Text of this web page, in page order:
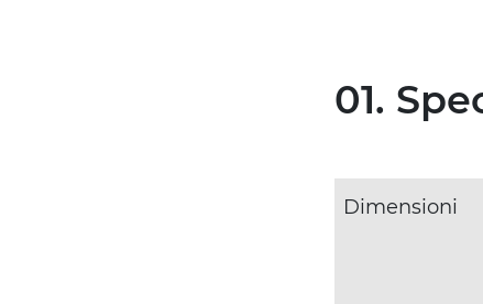
01.
Dimensioni